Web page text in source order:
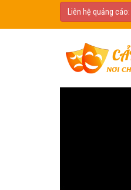
Liên hệ quảng cáo: